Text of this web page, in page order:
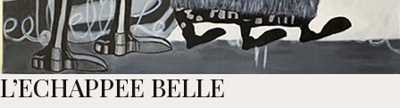
L’ECHAPPEE BELLE